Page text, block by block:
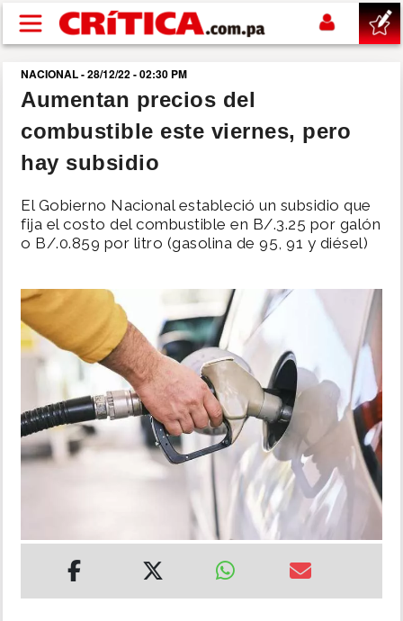
Pasar al contenido principal
buscar
SUCESOS
POLÍTICA
DEPORTES
INSÓLITAS
IMPRESO
NACIONAL - 28/12/22 - 02:30 PM
Aumentan precios del
combustible este viernes, pero
hay subsidio
El Gobierno Nacional estableció un subsidio que
fija el costo del combustible en B/.3.25 por galón
o B/.0.859 por litro (gasolina de 95, 91 y diésel)